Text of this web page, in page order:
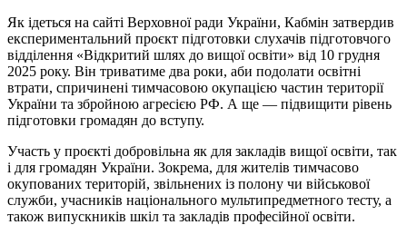
Як ідеться на сайті Верховної ради України, Кабмін затвердив
експериментальний проєкт підготовки слухачів підготовчого
відділення «Відкритий шлях до вищої освіти» від 10 грудня
2025 року. Він триватиме два роки, аби подолати освітні
втрати, спричинені тимчасовою окупацією частин території
України та збройною агресією РФ. А ще — підвищити рівень
підготовки громадян до вступу.
Участь у проєкті добровільна як для закладів вищої освіти, так
і для громадян України. Зокрема, для жителів тимчасово
окупованих територій, звільнених із полону чи військової
служби, учасників національного мультипредметного тесту, а
також випускників шкіл та закладів професійної освіти.